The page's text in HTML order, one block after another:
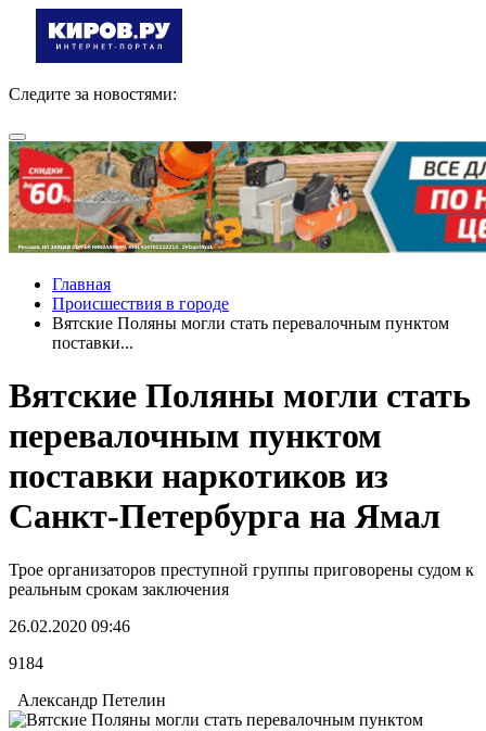
Следите за новостями:
Главная
Происшествия в городе
Вятские Поляны могли стать перевалочным пунктом
поставки...
Вятские Поляны могли стать
перевалочным пунктом
поставки наркотиков из
Санкт-Петербурга на Ямал
Трое организаторов преступной группы приговорены судом к
реальным срокам заключения
26.02.2020 09:46
9184
Александр Петелин